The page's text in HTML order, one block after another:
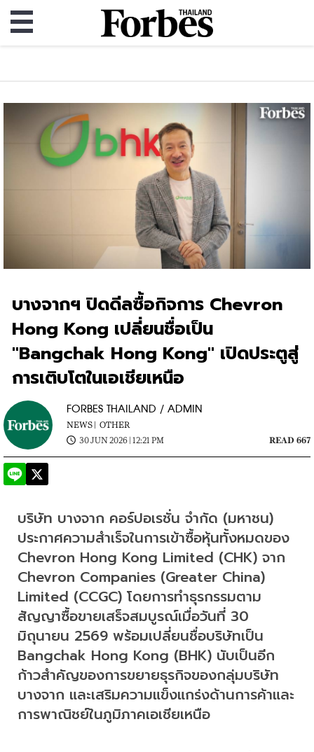
บางจากฯ ปิดดีลซื้อกิจการ Chevron
Hong Kong เปลี่ยนชื่อเป็น
"Bangchak Hong Kong" เปิดประตูสู่
การเติบโตในเอเชียเหนือ
FORBES THAILAND / ADMIN
NEWS | OTHER
30 JUN 2026 | 12:21 PM
READ 667
บริษัท บางจาก คอร์ปอเรชั่น จำกัด (มหาชน)
ประกาศความสำเร็จในการเข้าซื้อหุ้นทั้งหมดของ
Chevron Hong Kong Limited (CHK) จาก
Chevron Companies (Greater China)
Limited (CCGC) โดยการทำธุรกรรมตาม
สัญญาซื้อขายเสร็จสมบูรณ์เมื่อวันที่ 30
มิถุนายน 2569 พร้อมเปลี่ยนชื่อบริษัทเป็น
Bangchak Hong Kong (BHK) นับเป็นอีก
ก้าวสำคัญของการขยายธุรกิจของกลุ่มบริษัท
บางจาก และเสริมความแข็งแกร่งด้านการค้าและ
การพาณิชย์ในภูมิภาคเอเชียเหนือ